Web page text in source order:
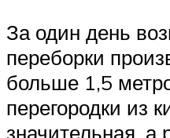
За один день
переборки
больше 1,5
перегородки из
значительная, а